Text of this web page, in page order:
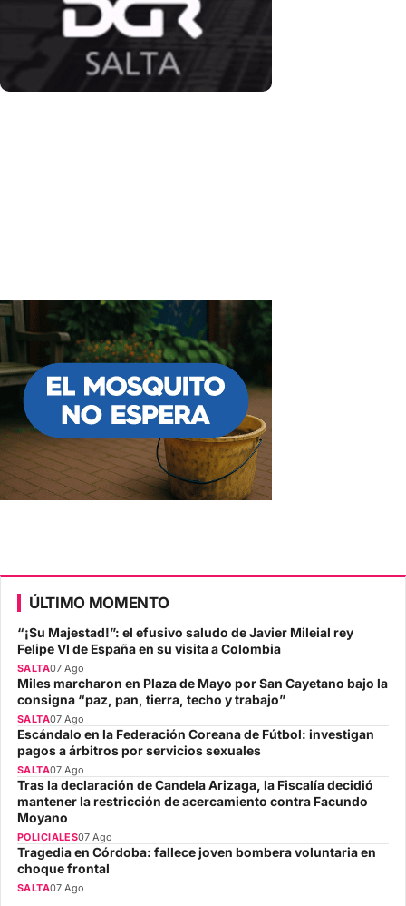
ÚLTIMO MOMENTO
“¡Su Majestad!”: el efusivo saludo de Javier Mileial rey
Felipe VI de España en su visita a Colombia
SALTA07 Ago
Miles marcharon en Plaza de Mayo por San Cayetano bajo la
consigna “paz, pan, tierra, techo y trabajo”
SALTA07 Ago
Escándalo en la Federación Coreana de Fútbol: investigan
pagos a árbitros por servicios sexuales
SALTA07 Ago
Tras la declaración de Candela Arizaga, la Fiscalía decidió
mantener la restricción de acercamiento contra Facundo
Moyano
POLICIALES07 Ago
Tragedia en Córdoba: fallece joven bombera voluntaria en
choque frontal
SALTA07 Ago